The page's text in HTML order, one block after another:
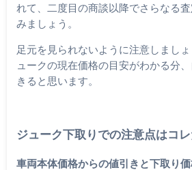
れて、二度目の商談以降でさらなる
みましょう。
足元を見られないように注意しまし
ュークの現在価格の目安がわかる分
きると思います。
ジューク下取りでの注意点はコレ
車両本体価格からの値引きと下取り